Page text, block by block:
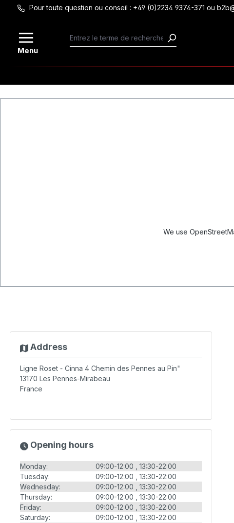
Passer au contenu principal
Pour toute question ou conseil : +49 (0)2234 9374-371 ou
Menu
We use
Address
Ligne Roset - Cinna 4 Chemin des Pennes au Pin"
13170 Les Pennes-Mirabeau
France
Opening hours
Monday: 09:00-12:00
13:30-22:00
Tuesday:
09:00-12:00
13:30-22:00
Wednesday:
09:00-12:00
13:30-22:00
Thursday:
09:00-12:00
13:30-22:00
Friday:
09:00-12:00
13:30-22:00
Saturday:
09:00-12:00
13:30-22:00